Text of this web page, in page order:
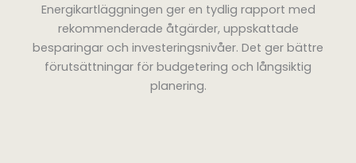
Energikartläggningen ger en tydlig rapport med
rekommenderade åtgärder, uppskattade
besparingar och investeringsnivåer. Det ger bättre
förutsättningar för budgetering och långsiktig
planering.